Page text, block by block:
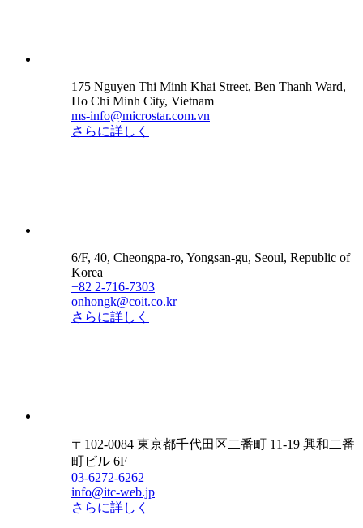
175 Nguyen Thi Minh Khai Street, Ben Thanh Ward,
Ho Chi Minh City, Vietnam
ms-info@microstar.com.vn
さらに詳しく
6/F, 40, Cheongpa-ro, Yongsan-gu, Seoul, Republic of
Korea
+82 2-716-7303
onhongk@coit.co.kr
さらに詳しく
〒102-0084 東京都千代田区二番町 11-19 興和二番
町ビル 6F
03-6272-6262
info@itc-web.jp
さらに詳しく